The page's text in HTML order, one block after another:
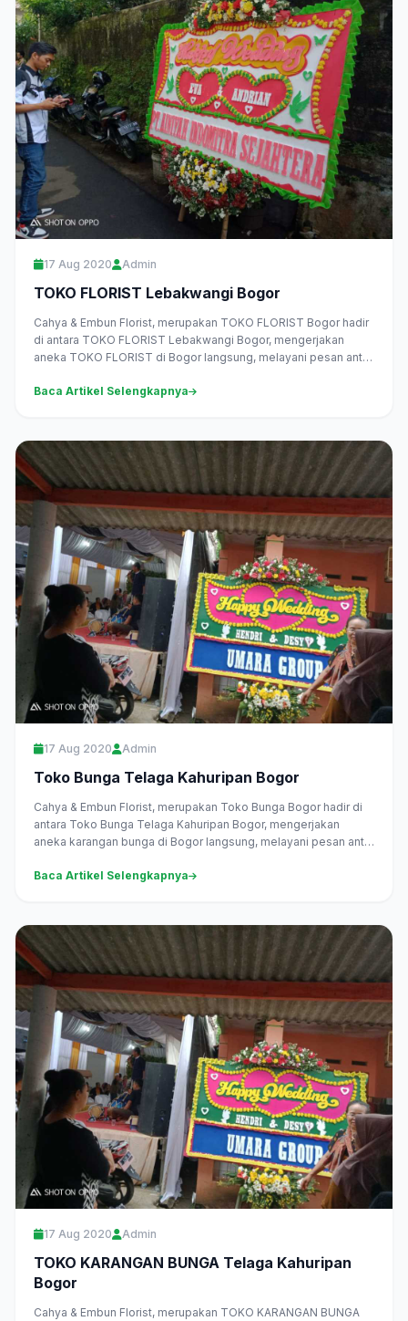
17 Aug 2020 Admin
TOKO FLORIST Lebakwangi Bogor
Cahya & Embun Florist, merupakan TOKO FLORIST Bogor hadir
di antara TOKO FLORIST Lebakwangi Bogor, mengerjakan
aneka TOKO FLORIST di Bogor langsung, melayani pesan antar
Baca Artikel Selengkapnya
17 Aug 2020 Admin
Toko Bunga Telaga Kahuripan Bogor
Cahya & Embun Florist, merupakan Toko Bunga Bogor hadir di
antara Toko Bunga Telaga Kahuripan Bogor, mengerjakan
aneka karangan bunga di Bogor langsung, melayani pesan antar
Baca Artikel Selengkapnya
17 Aug 2020 Admin
TOKO KARANGAN BUNGA Telaga Kahuripan
Bogor
Cahya & Embun Florist, merupakan TOKO KARANGAN BUNGA